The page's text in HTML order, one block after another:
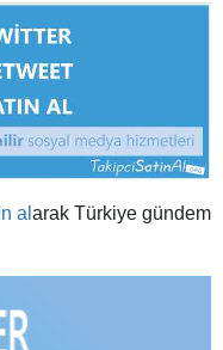
al arak Türkiye gündem